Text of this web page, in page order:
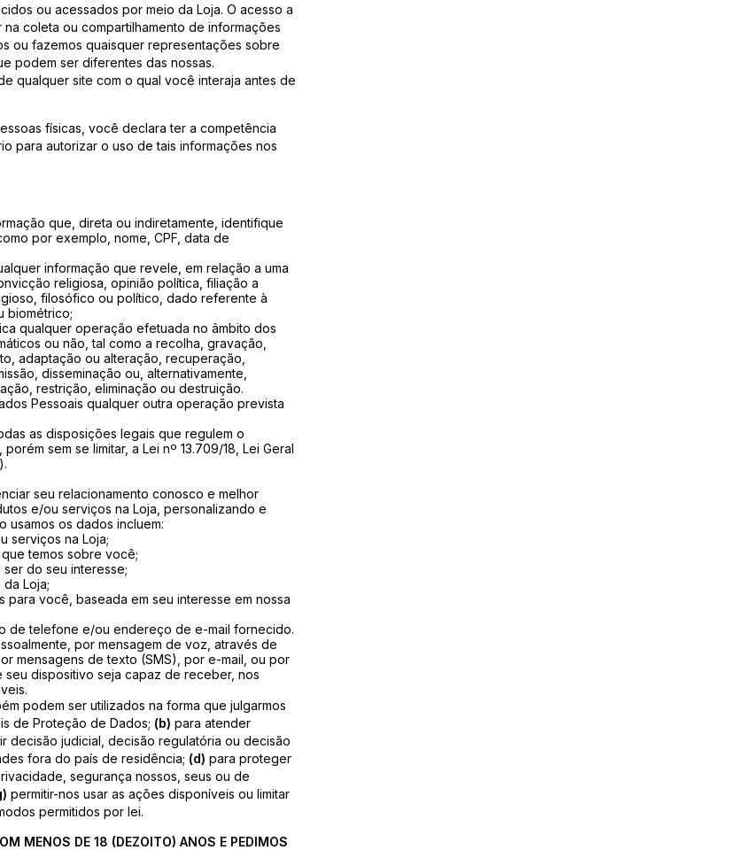
ou acessados por meio da Loja. O acesso a
coleta ou compartilhamento de informações
ou fazemos quaisquer representações sobre
podem ser diferentes das nossas.
qualquer site com o qual você interaja antes de
físicas, você declara ter a competência
para autorizar o uso de tais informações nos
que, direta ou indiretamente, identifique
por exemplo, nome, CPF, data de
informação que revele, em relação a uma
religiosa, opinião política, filiação a
filosófico ou político, dado referente à
biométrico;
qualquer operação efetuada no âmbito dos
ou não, tal como a recolha, gravação,
adaptação ou alteração, recuperação,
disseminação ou, alternativamente,
restrição, eliminação ou destruição.
Pessoais qualquer outra operação prevista
as disposições legais que regulem o
sem se limitar, a Lei nº 13.709/18, Lei Geral
seu relacionamento conosco e melhor
e/ou serviços na Loja, personalizando e
usamos os dados incluem:
serviços na Loja;
temos sobre você;
do seu interesse;
Loja;
você, baseada em seu interesse em nossa
de telefone e/ou endereço de e-mail fornecido.
por mensagem de voz, através de
mensagens de texto (SMS), por e-mail, ou por
dispositivo seja capaz de receber, nos
podem ser utilizados na forma que julgarmos
de Proteção de Dados; (b) para atender
decisão judicial, decisão regulatória ou decisão
fora do país de residência; (d) para proteger
segurança nossos, seus ou de
permitir-nos usar as ações disponíveis ou limitar
permitidos por lei.
MENOS DE 18 (DEZOITO) ANOS E PEDIMOS